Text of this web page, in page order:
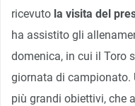
ricevuto la visita del
ha assistito gli
domenica, in cui il Toro
giornata di campionato.
più grandi obiettivi, che